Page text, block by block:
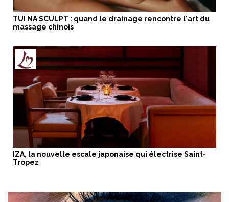
TUI NA SCULPT : quand le drainage rencontre l'art du
massage chinois
IZA, la nouvelle escale japonaise qui électrise Saint-
Tropez